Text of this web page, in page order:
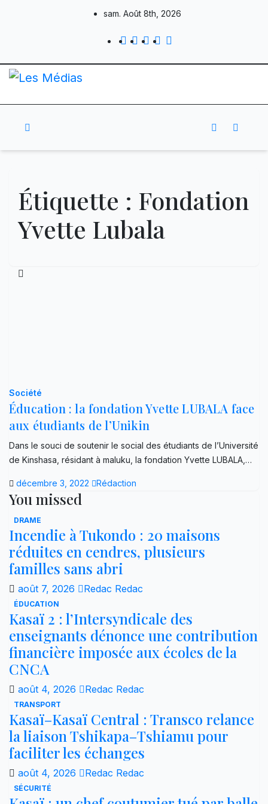
sam. Août 8th, 2026
Étiquette : Fondation
Yvette Lubala
Société
Éducation : la fondation Yvette LUBALA face
aux étudiants de l’Unikin
Dans le souci de soutenir le social des étudiants de l’Université
de Kinshasa, résidant à maluku, la fondation Yvette LUBALA,…
décembre 3, 2022 Rédaction
You missed
DRAME
Incendie à Tukondo : 20 maisons
réduites en cendres, plusieurs
familles sans abri
août 7, 2026 Redac Redac
ÉDUCATION
Kasaï 2 : l’Intersyndicale des
enseignants dénonce une contribution
financière imposée aux écoles de la
CNCA
août 4, 2026 Redac Redac
TRANSPORT
Kasaï–Kasaï Central : Transco relance
la liaison Tshikapa–Tshiamu pour
faciliter les échanges
août 4, 2026 Redac Redac
SÉCURITÉ